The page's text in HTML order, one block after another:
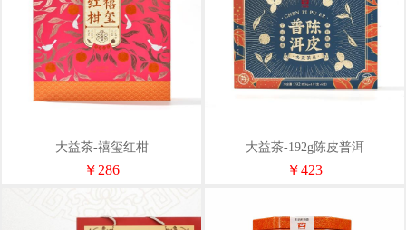
大益茶-禧玺红柑
￥286
大益茶-192g陈皮普洱
￥423